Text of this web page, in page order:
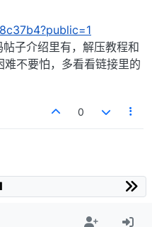
子介绍里有，解压教程和
不要怕，多看看链接里的
0